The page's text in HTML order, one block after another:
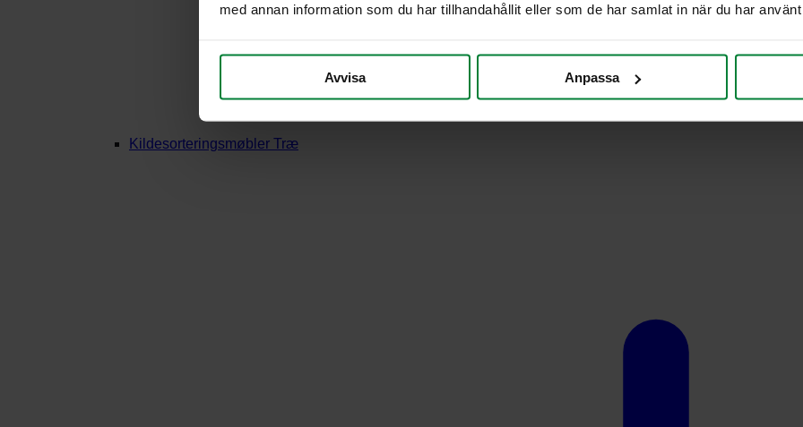
med annan information som du har tillhandahållit eller som de har samlat in när du har
Avvisa Anpassa
Kildesorteringsmøbler Træ